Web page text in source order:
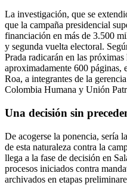
La investigación, que se
que la campaña presidencial
financiación en más de 3.500
y segunda vuelta electoral.
Prada radicarán en las
aproximadamente 600 páginas,
Roa, a integrantes de la
Colombia Humana y Unión
Una decisión sin
De acogerse la ponencia, sería
de esta naturaleza contra la
llega a la fase de decisión en
procesos iniciados contra
archivados en etapas